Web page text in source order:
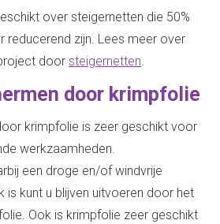
over steigernetten die 50%
reducerend zijn. Lees meer over
door steigernetten.
door krimpfolie
krimpfolie is zeer geschikt voor
werkzaamheden.
een droge en/of windvrije
is kunt u blijven uitvoeren door het
Ook is krimpfolie zeer geschikt